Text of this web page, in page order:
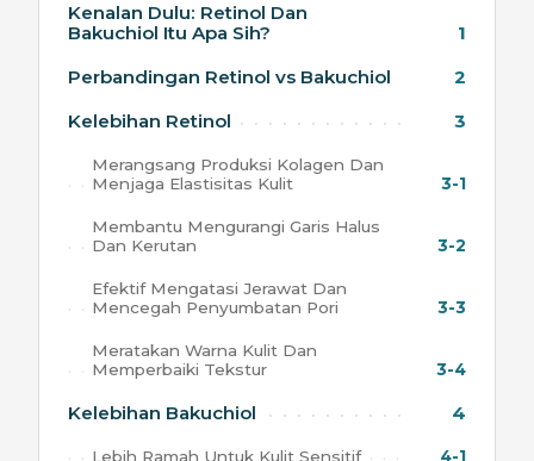
Kenalan Dulu: Retinol Dan
Bakuchiol Itu Apa Sih?
1
Perbandingan Retinol vs Bakuchiol
2
Kelebihan Retinol
3
Merangsang Produksi Kolagen Dan
Menjaga Elastisitas Kulit
3-1
Membantu Mengurangi Garis Halus
Dan Kerutan
3-2
Efektif Mengatasi Jerawat Dan
Mencegah Penyumbatan Pori
3-3
Meratakan Warna Kulit Dan
Memperbaiki Tekstur
3-4
Kelebihan Bakuchiol 4
Lebih Ramah Untuk Kulit Sensitif 4-1